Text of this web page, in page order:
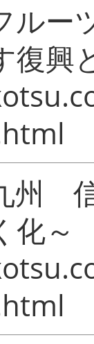
ー
復興
信
化～